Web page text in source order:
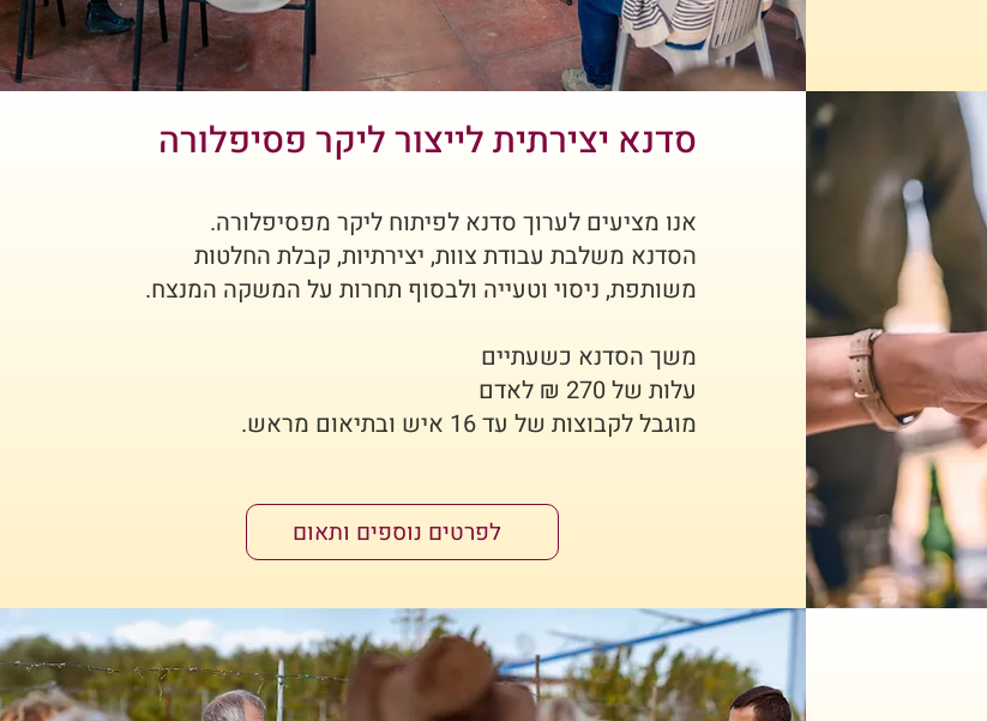
סדנא יצירתית לייצור ליקר פסיפלורה
אנו מציעים לערוך סדנא לפיתוח ליקר מפסיפלורה.
הסדנא משלבת עבודת צוות, יצירתיות, קבלת החלטות
משותפת, ניסוי וטעייה ולבסוף תחרות על המשקה המנצח.
משך הסדנא כשעתיים
עלות של 270 ₪ לאדם
מוגבל לקבוצות של עד 16 איש ובתיאום מראש.
לפרטים נוספים ותאום